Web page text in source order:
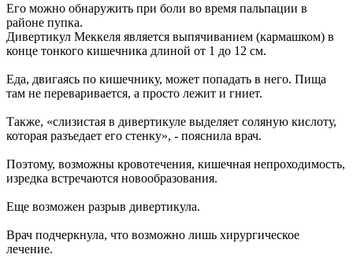
Его можно обнаружить при боли во время пальпации в
районе пупка.
Дивертикул Меккеля является выпячиванием (кармашком) в
конце тонкого кишечника длиной от 1 до 12 см.
Еда, двигаясь по кишечнику, может попадать в него. Пища
там не переваривается, а просто лежит и гниет.
Также, «слизистая в дивертикуле выделяет соляную кислоту,
которая разъедает его стенку», - пояснила врач.
Поэтому, возможны кровотечения, кишечная непроходимость,
изредка встречаются новообразования.
Еще возможен разрыв дивертикула.
Врач подчеркнула, что возможно лишь хирургическое
лечение.